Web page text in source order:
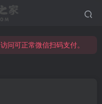
问可正常微信扫码支付。
问可正常微信扫码支付。